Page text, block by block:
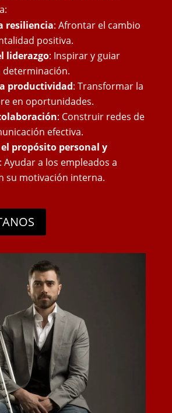
resiliencia: Afrontar el cambio
positiva.
liderazgo: Inspirar y guiar
determinación.
productividad: Transformar la
en oportunidades.
: Construir redes de
efectiva.
propósito personal y
: Ayudar a los empleados a
su motivación interna.